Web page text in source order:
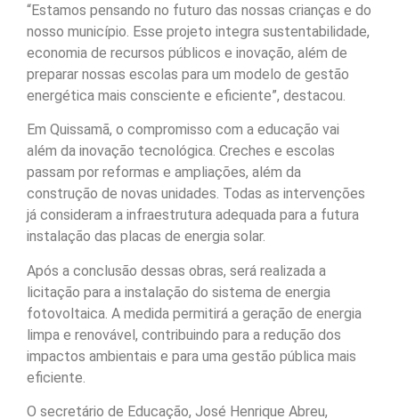
“Estamos pensando no futuro das nossas crianças e do
nosso município. Esse projeto integra sustentabilidade,
economia de recursos públicos e inovação, além de
preparar nossas escolas para um modelo de gestão
energética mais consciente e eficiente”, destacou.
Em Quissamã, o compromisso com a educação vai
além da inovação tecnológica. Creches e escolas
passam por reformas e ampliações, além da
construção de novas unidades. Todas as intervenções
já consideram a infraestrutura adequada para a futura
instalação das placas de energia solar.
Após a conclusão dessas obras, será realizada a
licitação para a instalação do sistema de energia
fotovoltaica. A medida permitirá a geração de energia
limpa e renovável, contribuindo para a redução dos
impactos ambientais e para uma gestão pública mais
eficiente.
O secretário de Educação, José Henrique Abreu,